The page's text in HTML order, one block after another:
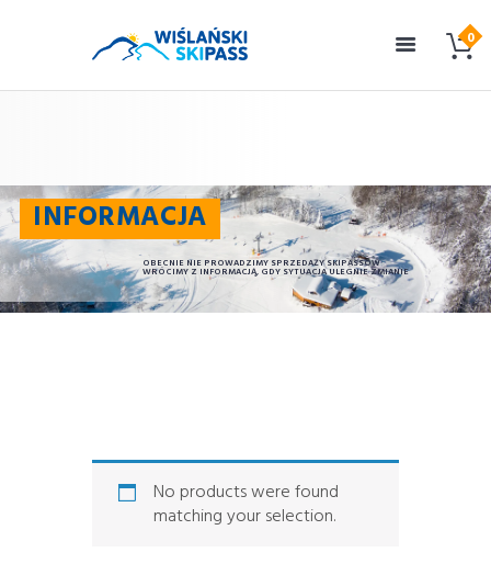
OBECNIE NIE PROWADZIMY SPRZEDAŻY SKIPASSÓW
WRÓCIMY Z INFORMACJĄ, GDY SYTUACJA ULEGNIE ZMIANIE
INFORMACJA
No products were found
matching your selection.